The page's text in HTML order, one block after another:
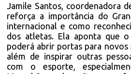
Jamile Santos, coordenadora
reforça a importância do
internacional e como
dos atletas. Ela aponta que
poderá abrir portas para novos
além de inspirar outras
com o esporte,